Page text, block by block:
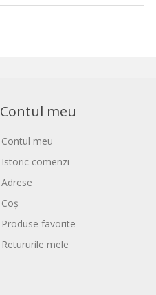
Contul meu
Contul meu
Istoric comenzi
Adrese
Coș
Produse favorite
Retururile mele